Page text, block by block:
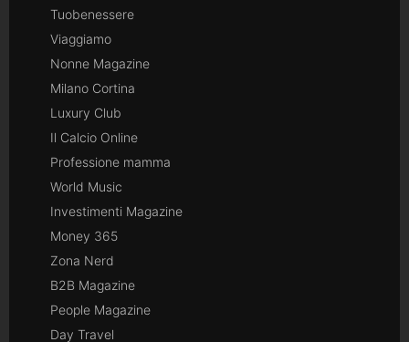
Tuobenessere
Viaggiamo
Nonne Magazine
Milano Cortina
Luxury Club
Il Calcio Online
Professione mamma
World Music
Investimenti Magazine
Money 365
Zona Nerd
B2B Magazine
People Magazine
Day Travel